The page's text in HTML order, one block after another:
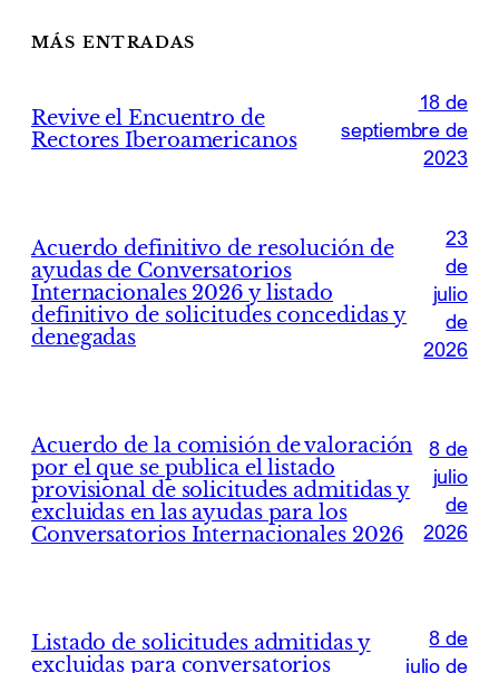
MÁS ENTRADAS
Revive el Encuentro de
Rectores Iberoamericanos
18 de
septiembre de
2023
Acuerdo definitivo de resolución de
ayudas de Conversatorios
Internacionales 2026 y listado
definitivo de solicitudes concedidas y
denegadas
23
de
julio
de
2026
Acuerdo de la comisión de valoración
por el que se publica el listado
provisional de solicitudes admitidas y
excluidas en las ayudas para los
Conversatorios Internacionales 2026
8 de
julio
de
2026
Listado de solicitudes admitidas y
excluidas para conversatorios
8 de
julio de